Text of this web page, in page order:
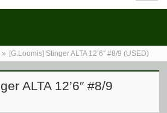
» [G.Loomis] Stinger ALTA 12’6″ #8/9 (USED)
ALTA 12’6″ #8/9